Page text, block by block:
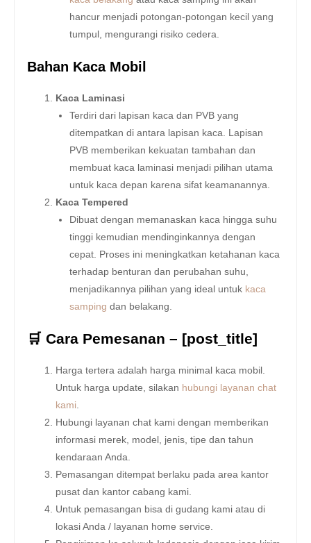
hancur menjadi potongan-potongan kecil yang
tumpul, mengurangi risiko cedera.
Bahan Kaca Mobil
Kaca Laminasi
Terdiri dari lapisan kaca dan PVB yang
ditempatkan di antara lapisan kaca. Lapisan
PVB memberikan kekuatan tambahan dan
membuat kaca laminasi menjadi pilihan utama
untuk kaca depan karena sifat keamanannya.
Kaca Tempered
Dibuat dengan memanaskan kaca hingga suhu
tinggi kemudian mendinginkannya dengan
cepat. Proses ini meningkatkan ketahanan kaca
terhadap benturan dan perubahan suhu,
menjadikannya pilihan yang ideal untuk kaca
samping dan belakang.
🛒 Cara Pemesanan – [post_title]
Harga tertera adalah harga minimal kaca mobil.
Untuk harga update, silakan hubungi layanan chat
kami
Hubungi layanan chat kami dengan memberikan
informasi merek, model, jenis, tipe dan tahun
kendaraan Anda.
Pemasangan ditempat berlaku pada area kantor
pusat dan kantor cabang kami.
Untuk pemasangan bisa di gudang kami atau di
lokasi Anda / layanan home service.